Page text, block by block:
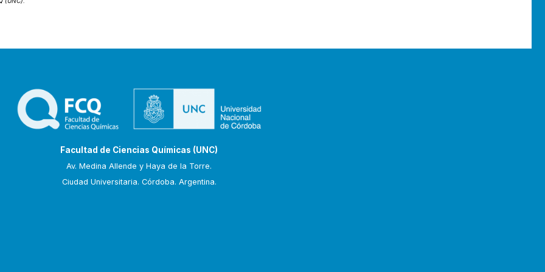
Facultad de Ciencias Químicas (UNC)
Av. Medina Allende y Haya de la Torre.
Ciudad Universitaria. Córdoba. Argentina.